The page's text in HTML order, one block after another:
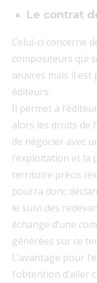
Le contrat
Celui-ci concerne
compositeurs qui
œuvres mais il est
éditeurs.
Il permet à
alors les droits de
de négocier avec
l’exploitation et la
territoire précis
pourra donc
le suivi des
échange d’une
générées sur ce
L’avantage pour
l’obtention d’aller